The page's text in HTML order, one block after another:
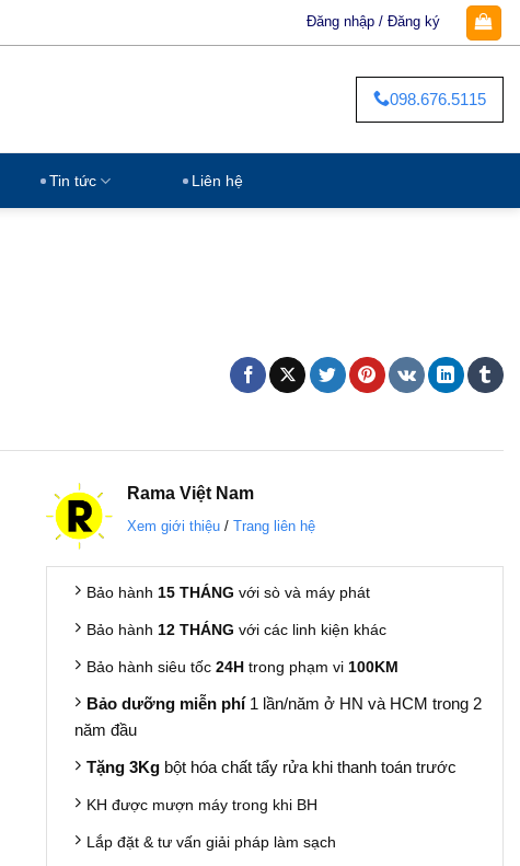
Đăng nhập / Đăng ký
098.676.5115
Tin tức Liên hệ
RamaViệt Nam
Xem giới thiệu/ Trang liên hệ
Bảo hành 15 THÁNG với sò và máy phát
Bảo hành 12 THÁNG với các linh kiện khác
Bảo hành siêu tốc 24H trong phạm vi100KM
Bảo dưỡng miễn phí1 lần/năm ở HN và HCM trong 2
năm đầu
Tặng 3Kgbột hóa chất tẩy rửa khi thanh toán trước
KH được mượn máy trong khi BH
Lắp đặt & tư vấn giải pháp làm sạch